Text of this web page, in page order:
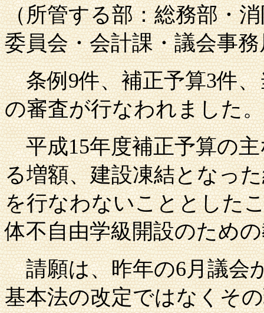
（所管する部：総務部・
委員会・会計課・議会事
条例9件、補正予算3件
の審査が行なわれました。
平成15年度補正予算の
る増額、建設凍結となっ
を行なわないこととした
体不自由学級開設のため
請願は、昨年の6月議会
基本法の改定ではなくそ